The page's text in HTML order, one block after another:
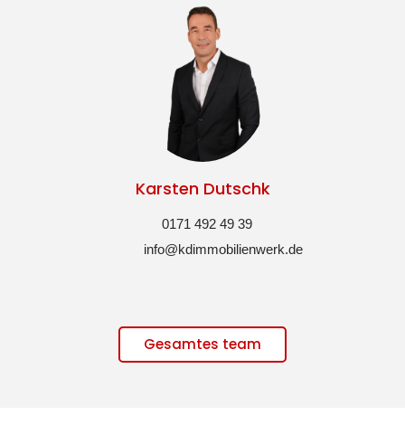
Karsten Dutschk
0171 492 49 39
info@kdimmobilienwerk.de
Gesamtes team